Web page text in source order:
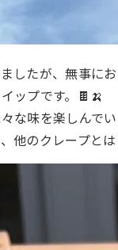
したが、無事に
ップです。🍫🍌
な味を楽しんで
他のクレープと